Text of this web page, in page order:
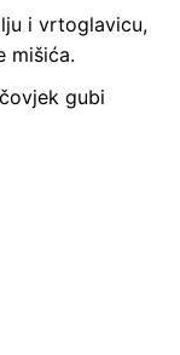
i vrtoglavicu,
mišića.
gubi